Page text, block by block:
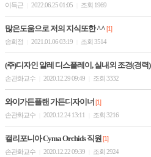
이득근 2022.06.25 01:05 조회 1969
많은도움으로 저의 지식또한 ^^[1]
송희정
2021.01.06 03:19 조회 3514
(주)디자인 알레 디스플레이, 실내외 조경(경력)
손관화교수 2020.12.29 09:49 조회 3332
와이가든플랜 가든디자이너 [1]
손관화교수
2020.12.24 13:11 조회 3216
캘리포니아 Cyma Orchids 직원[1]
손관화교수
2020.12.22 09:39 조회 2924